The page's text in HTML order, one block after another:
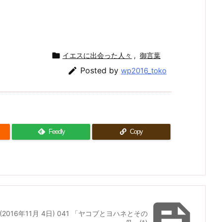
 イエスに出会った人々 , 御言葉
 Posted by wp2016_toko
Feedly Copy
年11月 4日) 041 「ヤコブとヨハネとその